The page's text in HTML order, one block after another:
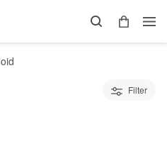
Filter